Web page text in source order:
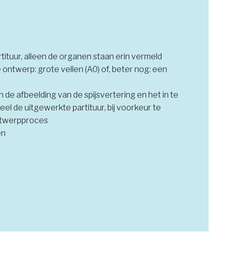
alleen de organen staan erin vermeld
grote vellen (A0) of, beter nog: een
de afbeelding van de spijsvertering en het in te
de uitgewerkte partituur, bij voorkeur te